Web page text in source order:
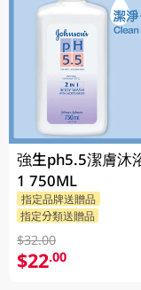
強生ph5.5潔膚沐
1 750ML
指定品牌送贈品
指定分類送贈品
$32.00
$22.00